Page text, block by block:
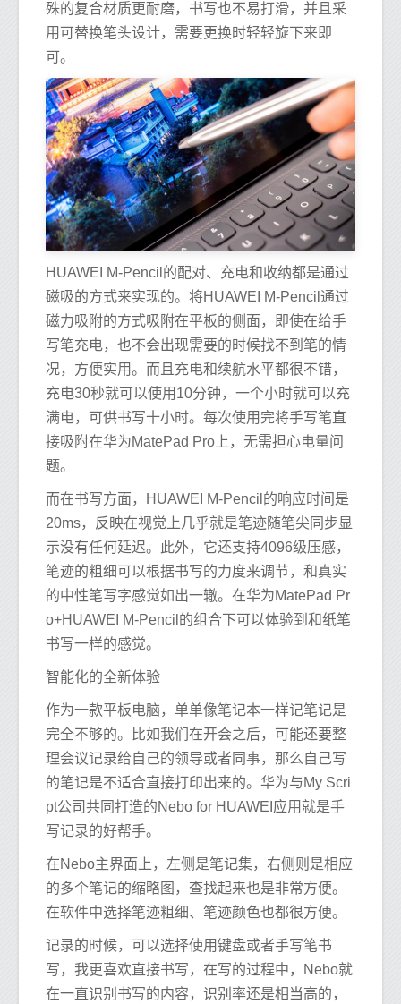
殊的复合材质更耐磨，书写也不易打滑，并且采
用可替换笔头设计，需要更换时轻轻旋下来即
可。
HUAWEI M-Pencil的配对、充电和收纳都是通过
磁吸的方式来实现的。将HUAWEI M-Pencil通过
磁力吸附的方式吸附在平板的侧面，即使在给手
写笔充电，也不会出现需要的时候找不到笔的情
况，方便实用。而且充电和续航水平都很不错，
充电30秒就可以使用10分钟，一个小时就可以充
满电，可供书写十小时。每次使用完将手写笔直
接吸附在华为MatePad Pro上，无需担心电量问
题。
而在书写方面，HUAWEI M-Pencil的响应时间是
20ms，反映在视觉上几乎就是笔迹随笔尖同步显
示没有任何延迟。此外，它还支持4096级压感，
笔迹的粗细可以根据书写的力度来调节，和真实
的中性笔写字感觉如出一辙。在华为MatePad Pr
o+HUAWEI M-Pencil的组合下可以体验到和纸笔
书写一样的感觉。
智能化的全新体验
作为一款平板电脑，单单像笔记本一样记笔记是
完全不够的。比如我们在开会之后，可能还要整
理会议记录给自己的领导或者同事，那么自己写
的笔记是不适合直接打印出来的。华为与My Scri
pt公司共同打造的Nebo for HUAWEI应用就是手
写记录的好帮手。
在Nebo主界面上，左侧是笔记集，右侧则是相应
的多个笔记的缩略图，查找起来也是非常方便。
在软件中选择笔迹粗细、笔迹颜色也都很方便。
记录的时候，可以选择使用键盘或者手写笔书
写，我更喜欢直接书写，在写的过程中，Nebo就
在一直识别书写的内容，识别率还是相当高的，